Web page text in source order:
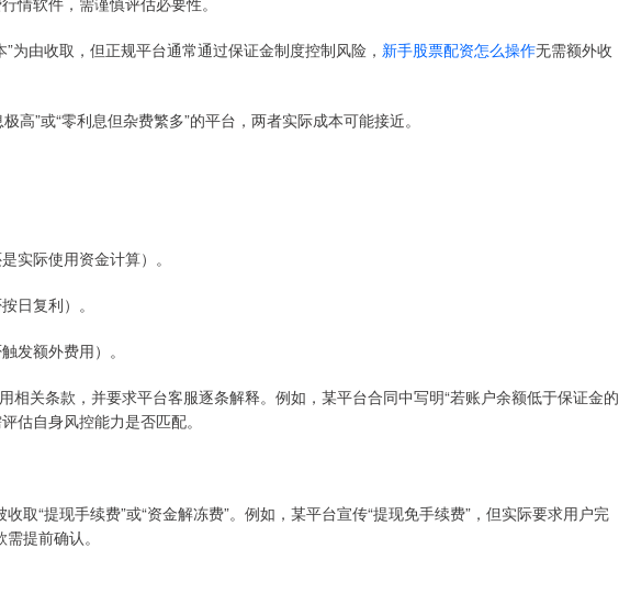
为由收取，但正规平台通常通过保证金制度控制风险， 新手股票配资怎么操作无需额外收
高”或“零利息但杂费繁多”的平台，两者实际成本可能接近。
实际使用资金计算）。
日复利）。
发额外费用）。
相关条款，并要求平台客服逐条解释。例如，某平台合同中写明“若账户余额低于保证金的
估自身风控能力是否匹配。
取“提现手续费”或“资金解冻费”。例如，某平台宣传“提现免手续费”，但实际要求用户完
提前确认。